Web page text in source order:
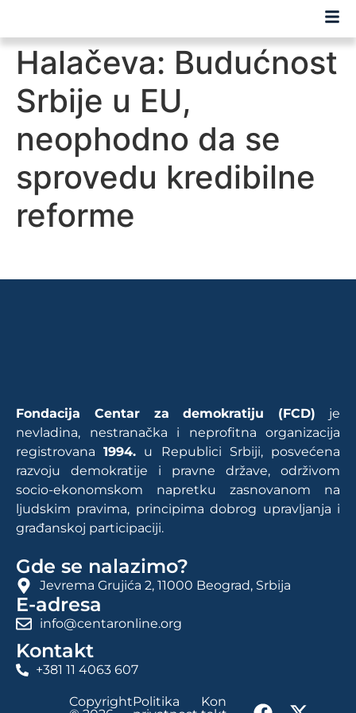
Halačeva: Budućnost
Srbije u EU,
neophodno da se
sprovedu kredibilne
reforme
Fondacija Centar za demokratiju (FCD) je
nevladina, nestranačka i neprofitna organizacija
registrovana1994. u Republici Srbiji, posvećena
razvoju demokratije i pravne države, održivom
socio-ekonomskom napretku zasnovanom na
ljudskim pravima, principima dobrog upravljanja i
građanskoj participaciji.
Gde se nalazimo?
Jevrema Grujića 2, 11000 Beograd, Srbija
E-adresa
info@centaronline.org
Kontakt
+381 11 4063 607
CopyrightPolitika
Kon